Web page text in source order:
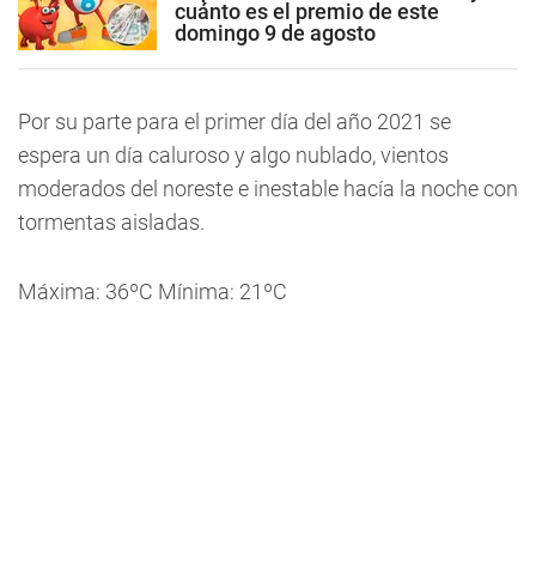
cuánto es el premio de este
domingo 9 de agosto
Por su parte para el primer día del año 2021 se
espera un día caluroso y algo nublado, vientos
moderados del noreste e inestable hacía la noche con
tormentas aisladas.
Máxima: 36ºC Mínima: 21ºC